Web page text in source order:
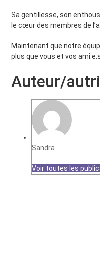
Sa gentillesse, son
le cœur des membres de
Maintenant que notre
plus que vous et vos
Auteur/
Sandra
Voir toutes les